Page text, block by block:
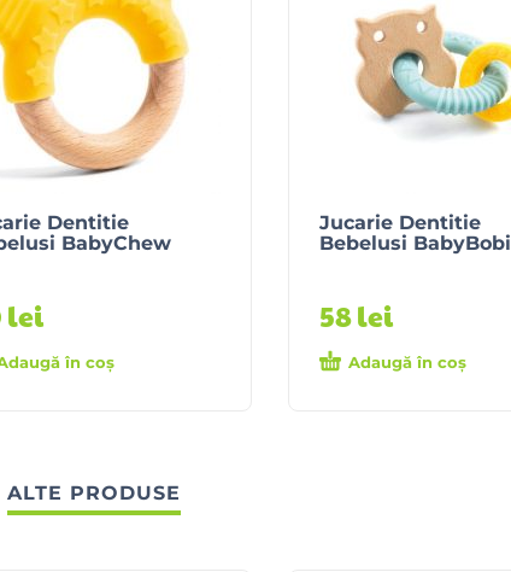
Dentitie
BabyChew
lei
în coș
Jucarie Dentitie
Bebelusi BabyBobi
58lei
Adaugă în coș
ALTE PRODUSE